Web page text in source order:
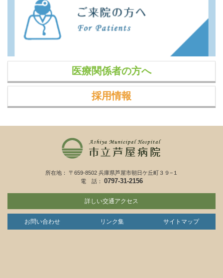
医療関係者の方へ
採用情報
所在地： 〒659-8502 兵庫県芦屋市朝日ケ丘町３９−１
電 話： 0797-31-2156
詳しい交通アクセス
お問い合わせ リンク集 サイトマップ